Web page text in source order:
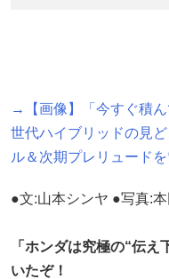
→【画像】「今すぐ積
世代ハイブリッドの見
ル＆次期プレリュードを
●文:山本シンヤ ●写真:
「ホンダは究極の“伝
いたぞ！